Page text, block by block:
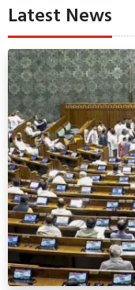
Latest News